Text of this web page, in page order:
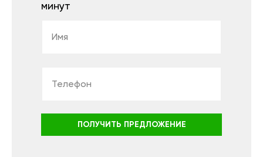
минут
ПОЛУЧИТЬ ПРЕДЛОЖЕНИЕ